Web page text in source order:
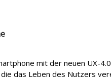
mit der neuen UX-
das Leben des Nutzers